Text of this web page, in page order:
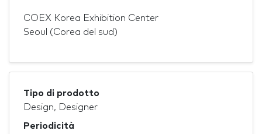
COEX Korea Exhibition Center
Seoul (Corea del sud)
Tipo di prodotto
Design, Designer
Periodicità